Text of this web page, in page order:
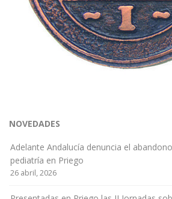
NOVEDADES
Adelante Andalucía denuncia el
pediatría en Priego
26 abril, 2026